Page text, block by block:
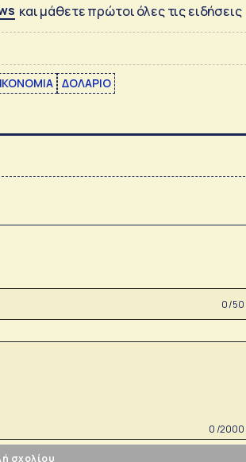
και μάθετε πρώτοι όλες τις ειδήσεις
ΔΟΛΑΡΙΟ
0 /50
0 /2000
σχολίου